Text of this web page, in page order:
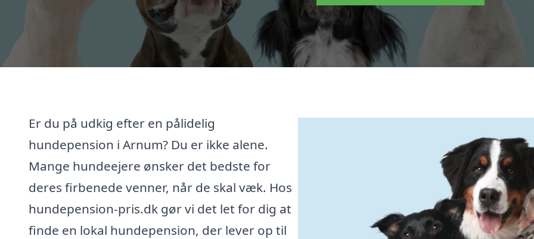
Er du på udkig efter en pålidelig
hundepension i Arnum? Du er ikke alene.
Mange hundeejere ønsker det bedste for
deres firbenede venner, når de skal væk. Hos
hundepension-pris.dk gør vi det let for dig at
finde en lokal hundepension, der lever op til